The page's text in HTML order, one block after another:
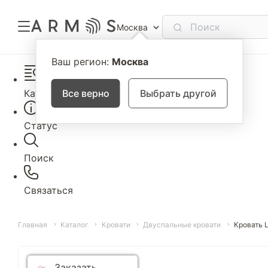
Москва
Ваш регион: Москва
Все верно Выбрать другой
Каталог
Статус
Поиск
Связаться
Главная Каталог Кровати Двуспальные кровати Кровать